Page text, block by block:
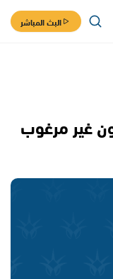
البث المباشر
غير مرغوب